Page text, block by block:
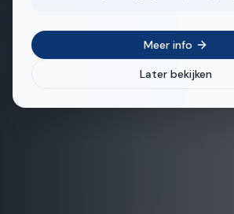
Meer info
Later bekijken